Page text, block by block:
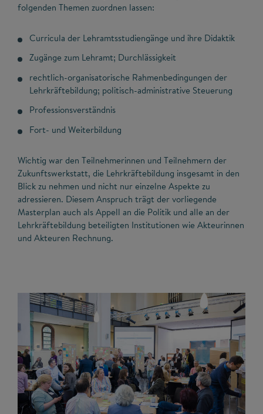
folgenden Themen zuordnen lassen:
Curricula der Lehramtsstudiengänge und ihre Didaktik
Zugänge zum Lehramt; Durchlässigkeit
rechtlich-organisatorische Rahmenbedingungen der
Lehrkräftebildung; politisch-administrative Steuerung
Professionsverständnis
Fort- und Weiterbildung
Wichtig war den Teilnehmerinnen und Teilnehmern der
Zukunftswerkstatt, die Lehrkräftebildung insgesamt in den
Blick zu nehmen und nicht nur einzelne Aspekte zu
adressieren. Diesem Anspruch trägt der vorliegende
Masterplan auch als Appell an die Politik und alle an der
Lehrkräftebildung beteiligten Institutionen wie Akteurinnen
und Akteuren Rechnung.